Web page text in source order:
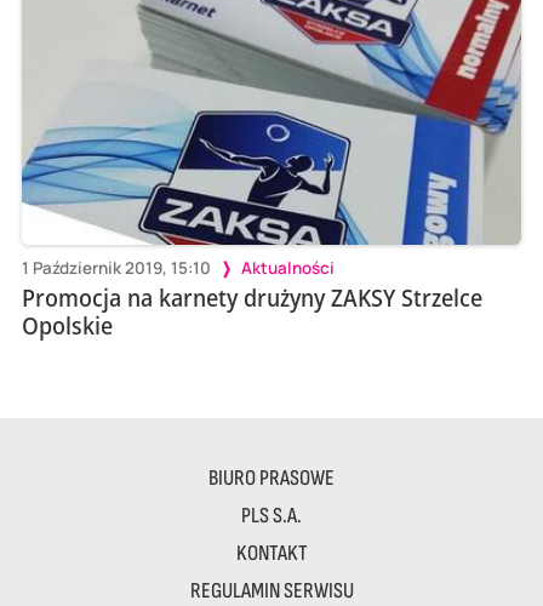
1 Październik 2019, 15:10 Aktualności
Promocja na karnety drużyny ZAKSY Strzelce
Opolskie
BIURO PRASOWE
PLS S.A.
KONTAKT
REGULAMIN SERWISU